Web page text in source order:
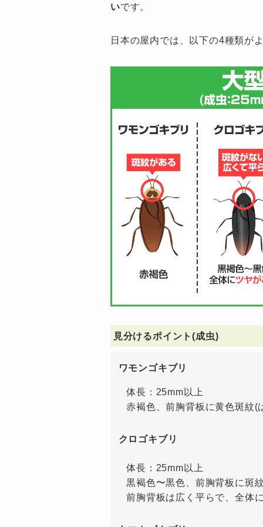
いです。
日本の屋内では、以下の4種類が
見分けるポイント(成虫)
ワモンゴキブリ
体長：25mm以上
赤褐色、前胸背板に黄色斑紋(
クロゴキブリ
体長：25mm以上
黒褐色〜黒色、前胸背板に斑
前胸背板は広く平らで、全体